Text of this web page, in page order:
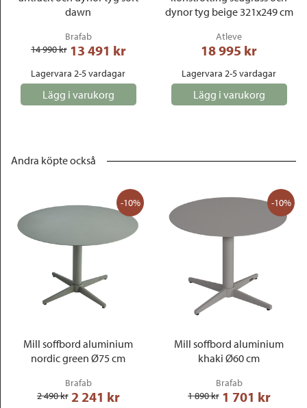
dawn
Brafab
14 990 kr 13 491 kr
Lagervara 2-5 vardagar
Lägg i varukorg
dynor tyg beige 321x249 cm
Atleve
18 995 kr
Lagervara 2-5 vardagar
Lägg i varukorg
Andra köpte också
-10%
Mill soffbord aluminium
nordic green Ø75 cm
Brafab
2 490 kr 2 241 kr
-10%
Mill soffbord aluminium
khaki Ø60 cm
Brafab
1 890 kr 1 701 kr